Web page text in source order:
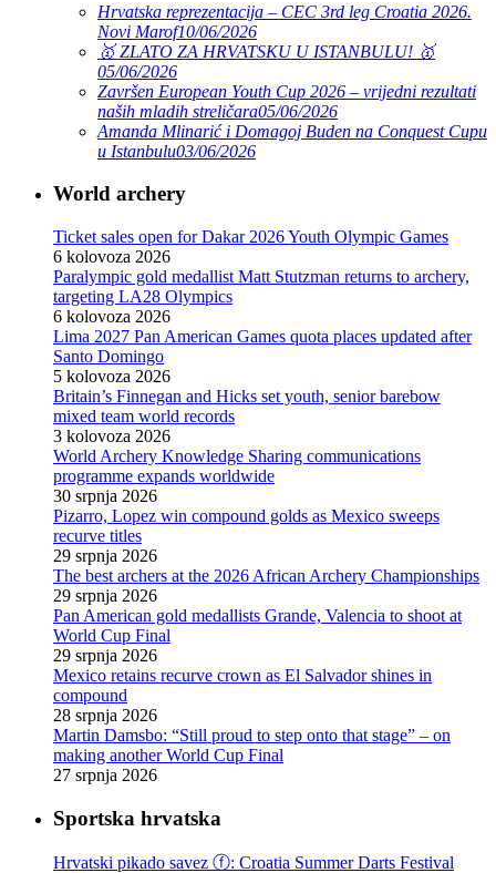
Hrvatska reprezentacija – CEC 3rd leg Croatia 2026.
Novi Marof10/06/2026
🥇 ZLATO ZA HRVATSKU U ISTANBULU! 🥇
05/06/2026
Završen European Youth Cup 2026 – vrijedni rezultati
naših mladih streličara05/06/2026
Amanda Mlinarić i Domagoj Buden na Conquest Cupu
u Istanbulu03/06/2026
World archery
Ticket sales open for Dakar 2026 Youth Olympic Games
6 kolovoza 2026
Paralympic gold medallist Matt Stutzman returns to archery,
targeting LA28 Olympics
6 kolovoza 2026
Lima 2027 Pan American Games quota places updated after
Santo Domingo
5 kolovoza 2026
Britain’s Finnegan and Hicks set youth, senior barebow
mixed team world records
3 kolovoza 2026
World Archery Knowledge Sharing communications
programme expands worldwide
30 srpnja 2026
Pizarro, Lopez win compound golds as Mexico sweeps
recurve titles
29 srpnja 2026
The best archers at the 2026 African Archery Championships
29 srpnja 2026
Pan American gold medallists Grande, Valencia to shoot at
World Cup Final
29 srpnja 2026
Mexico retains recurve crown as El Salvador shines in
compound
28 srpnja 2026
Martin Damsbo: “Still proud to step onto that stage” – on
making another World Cup Final
27 srpnja 2026
Sportska hrvatska
Hrvatski pikado savez ⓕ: Croatia Summer Darts Festival